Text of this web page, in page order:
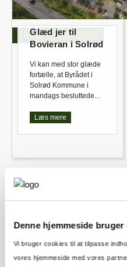
Denne hjemmeside bruger
Vi bruger cookies til at tilpasse
vores hjemmeside med vores
19. december 2019
Glæd jer til
Bovieran i Solrød
Vi kan med stor glæde
fortælle, at Byrådet i
Solrød Kommune i
mandags besluttede...
Læs mere